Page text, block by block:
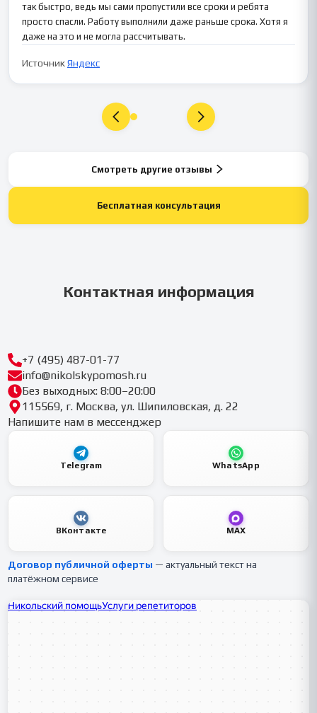
так быстро, ведь мы сами пропустили все сроки и ребята
просто спасли. Работу выполнили даже раньше срока. Хотя я
даже на это и не могла рассчитывать.
ИсточникЯндекс
Смотреть другие отзывы
Бесплатная консультация
Контактная информация
+7 (495) 487-01-77
info@nikolskypomosh.ru
Без выходных: 8:00–20:00
115569, г. Москва, ул. Шипиловская, д. 22
Напишите нам в мессенджер
Telegram WhatsApp
ВКонтакте MAX
Договор публичной оферты — актуальный текст на
платёжном сервисе